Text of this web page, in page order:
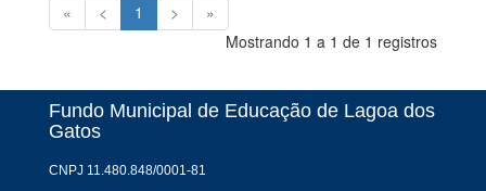
« < 1 >
»
Mostrando 1 a 1 de 1 registros
Fundo Municipal de Educação de Lagoa dos
Gatos
CNPJ 11.480.848/0001-81